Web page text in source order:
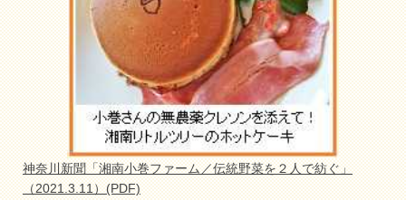
神奈川新聞「湘南小巻ファーム／伝統野菜を２人で紡ぐ」
（2021.3.11）(PDF)